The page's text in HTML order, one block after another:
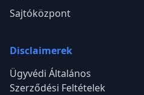
Sajtóközpont
Disclaimerek
Ügyvédi Általános
Szerződési Feltételek